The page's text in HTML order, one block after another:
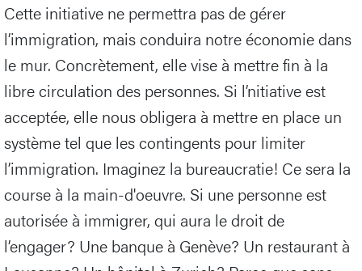
Cette initiative ne permettra pas de gérer
l’immigration, mais conduira notre économie dans
le mur. Concrètement, elle vise à mettre fin à la
libre circulation des personnes. Si l’nitiative est
acceptée, elle nous obligera à mettre en place un
système tel que les contingents pour limiter
l’immigration. Imaginez la bureaucratie! Ce sera la
course à la main-d'oeuvre. Si une personne est
autorisée à immigrer, qui aura le droit de
l’engager? Une banque à Genève? Un restaurant à